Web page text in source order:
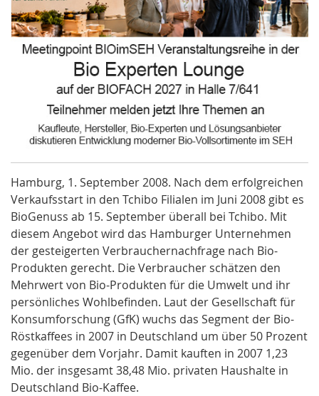
Hamburg, 1. September 2008. Nach dem erfolgreichen
Verkaufsstart in den Tchibo Filialen im Juni 2008 gibt es
BioGenuss ab 15. September überall bei Tchibo. Mit
diesem Angebot wird das Hamburger Unternehmen
der gesteigerten Verbrauchernachfrage nach Bio-
Produkten gerecht. Die Verbraucher schätzen den
Mehrwert von Bio-Produkten für die Umwelt und ihr
persönliches Wohlbefinden. Laut der Gesellschaft für
Konsumforschung (GfK) wuchs das Segment der Bio-
Röstkaffees in 2007 in Deutschland um über 50 Prozent
gegenüber dem Vorjahr. Damit kauften in 2007 1,23
Mio. der insgesamt 38,48 Mio. privaten Haushalte in
Deutschland Bio-Kaffee.